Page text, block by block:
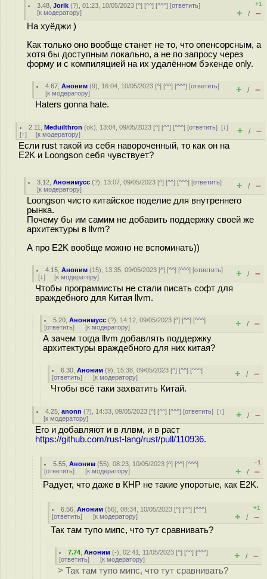
3.48 ,Jorik (?), 01:23, 10/05/2023 [^] [^^] [^^^] [ответить]
[к модератору]
+1
+ / –
На хyëджи )
Как только оно вообще станет не то, что опенсорсным, а
хотя бы доступным локально, а не по запросу через
форму и с компиляцией на их удалённом бэкенде only.
4.67 ,Аноним (9), 16:04, 10/05/2023 [^] [^^] [^^^] [ответить]
[к модератору] + / –
Haters gonna hate.
2.11 ,MeduiIthron (ok), 13:04, 09/05/2023 [^] [^^] [^^^] [ответить][↓]
[↑] [к модератору] + / –
Если rust такой из себя навороченный, то как он на
E2K и Loongson себя чувствует?
3.12 ,Анонимусс (?), 13:07, 09/05/2023 [^] [^^] [^^^] [ответить]
[к модератору] + / –
Loongson чисто китайское поделие для внутреннего
рынка.
Почему бы им самим не добавить поддержку своей же
архитектуры в llvm?
А про E2K вообще можно не вспоминать))
4.15 ,Аноним (15), 13:35, 09/05/2023 [^] [^^] [^^^] [ответить]
[↓] [к модератору] + / –
Чтобы программисты не стали писать софт для
враждебного для Китая llvm.
5.20 ,Анонимусс (?), 14:12, 09/05/2023 [^] [^^] [^^^]
[ответить] [к модератору] + / –
А зачем тогда llvm добавлять поддержку
архитектуры враждебного для них китая?
6.30 ,Аноним (9), 15:38, 09/05/2023 [^] [^^] [^^^]
[ответить] [к модератору] + / –
Чтобы всё таки захватить Китай.
4.25 ,anonn (?), 14:33, 09/05/2023 [^] [^^] [^^^] [ответить][↑]
[к модератору] + / –
Его и добавляют и в ллвм, и в раст
https://github.com/rust-lang/rust/pull/110936.
5.55 ,Аноним (55), 08:23, 10/05/2023 [^] [^^] [^^^]
[ответить] [к модератору]
–1
+ / –
Радует, что даже в КНР не такие упоротые, как E2K.
6.56 ,Аноним (56), 08:34, 10/05/2023 [^] [^^] [^^^]
[ответить] [к модератору]
+1
+ / –
Так там тупо мипс, что тут сравнивать?
7.74 ,Аноним (-), 02:41, 11/05/2023 [^] [^^] [^^^]
[ответить] [к модератору] + / –
> Так там тупо мипс, что тут сравнивать?